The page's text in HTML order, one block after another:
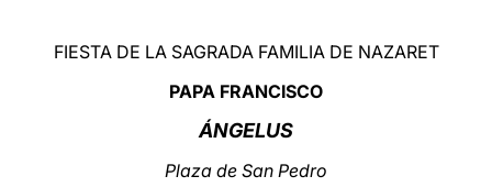
FIESTA DE LA SAGRADA FAMILIA DE NAZARET
PAPA FRANCISCO
ÁNGELUS
Plaza de San Pedro